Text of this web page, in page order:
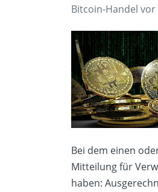
Bitcoin-Handel vor
Bei dem einen
Mitteilung für
haben: